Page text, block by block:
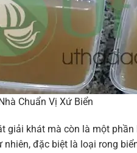
Chuẩn Vị Xứ Biển
giải khát mà còn là một
đặc biệt là loại rong